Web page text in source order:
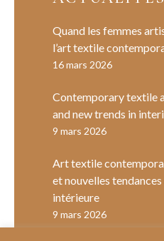
Quand les femmes
l’art textile
16 mars 2026
Contemporary textile
and new trends in
9 mars 2026
Art textile
et nouvelles
intérieure
9 mars 2026